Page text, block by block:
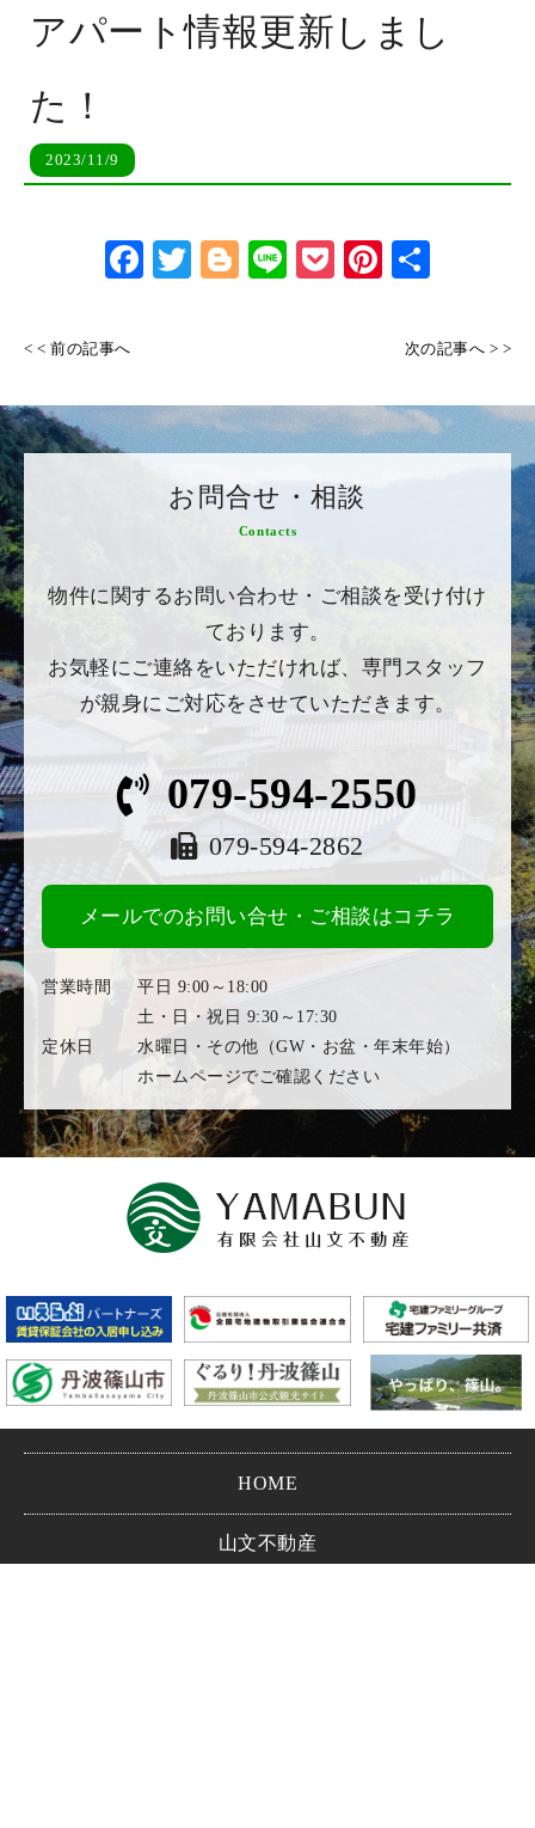
アパート情報更新しまし
た！
2023/11/9
Face Twitt Blog Line Pock Pinte
< < 前の記事へ 次の記事へ > >
お問合せ・相談
Contacts
物件に関するお問い合わせ・ご相談を受け付け
ております。
お気軽にご連絡をいただければ、専門スタッフ
が親身にご対応をさせていただきます。
079-594-2550
079-594-2862
メールでのお問い合せ・ご相談はコチラ
営業時間
平日 9:00～18:00
土・日・祝日 9:30～17:30
定休日
水曜日・その他（GW・お盆・年末年始）
ホームページでご確認ください
HOME
山文不動産